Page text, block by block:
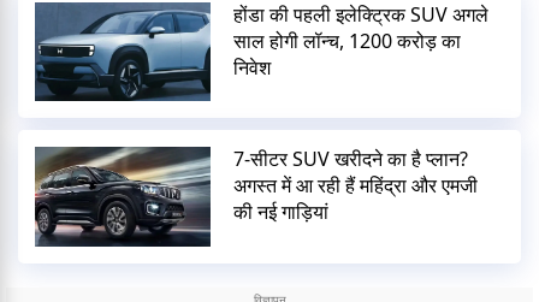
होंडा की पहली इलेक्ट्रिक SUV अगले
साल होगी लॉन्च, 1200 करोड़ का
निवेश
7-सीटर SUV खरीदने का है प्लान?
अगस्त में आ रही हैं महिंद्रा और एमजी
की नई गाड़ियां